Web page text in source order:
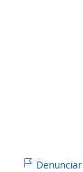
Denunciar